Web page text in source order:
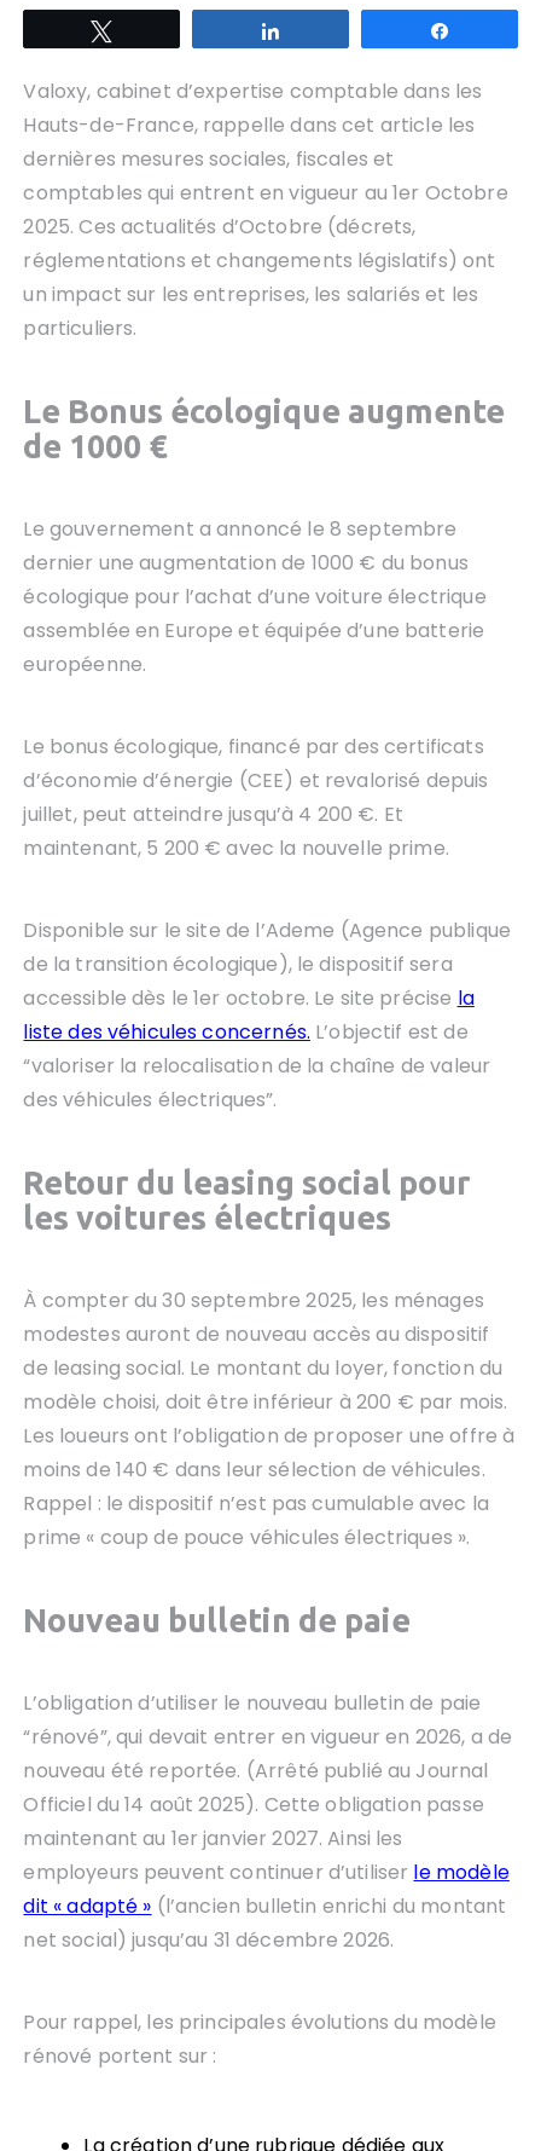
Valoxy, cabinet d’expertise comptable dans les
Hauts-de-France, rappelle dans cet article les
dernières mesures sociales, fiscales et
comptables qui entrent en vigueur au 1er Octobre
2025. Ces actualités d’Octobre (décrets,
réglementations et changements législatifs) ont
un impact sur les entreprises, les salariés et les
particuliers.
Le Bonus écologique augmente
de 1000 €
Le gouvernement a annoncé le 8 septembre
dernier une augmentation de 1000 € du bonus
écologique pour l’achat d’une voiture électrique
assemblée en Europe et équipée d’une batterie
européenne.
Le bonus écologique, financé par des certificats
d’économie d’énergie (CEE) et revalorisé depuis
juillet, peut atteindre jusqu’à 4 200 €. Et
maintenant, 5 200 € avec la nouvelle prime.
Disponible sur le site de l’Ademe (Agence publique
de la transition écologique), le dispositif sera
accessible dès le 1er octobre. Le site précise la
liste des véhicules concernés. L’objectif est de
“valoriser la relocalisation de la chaîne de valeur
des véhicules électriques”.
Retour du leasing social pour
les voitures électriques
À compter du 30 septembre 2025, les ménages
modestes auront de nouveau accès au dispositif
de leasing social. Le montant du loyer, fonction du
modèle choisi, doit être inférieur à 200 € par mois.
Les loueurs ont l’obligation de proposer une offre à
moins de 140 € dans leur sélection de véhicules.
Rappel : le dispositif n’est pas cumulable avec la
prime « coup de pouce véhicules électriques ».
Nouveau bulletin de paie
L’obligation d’utiliser le nouveau bulletin de paie
“rénové”, qui devait entrer en vigueur en 2026, a de
nouveau été reportée. (Arrêté publié au Journal
Officiel du 14 août 2025). Cette obligation passe
maintenant au 1er janvier 2027. Ainsi les
employeurs peuvent continuer d’utiliser le modèle
dit « adapté » (l’ancien bulletin enrichi du montant
net social) jusqu’au 31 décembre 2026.
Pour rappel, les principales évolutions du modèle
rénové portent sur :
La création d’une rubrique dédiée aux